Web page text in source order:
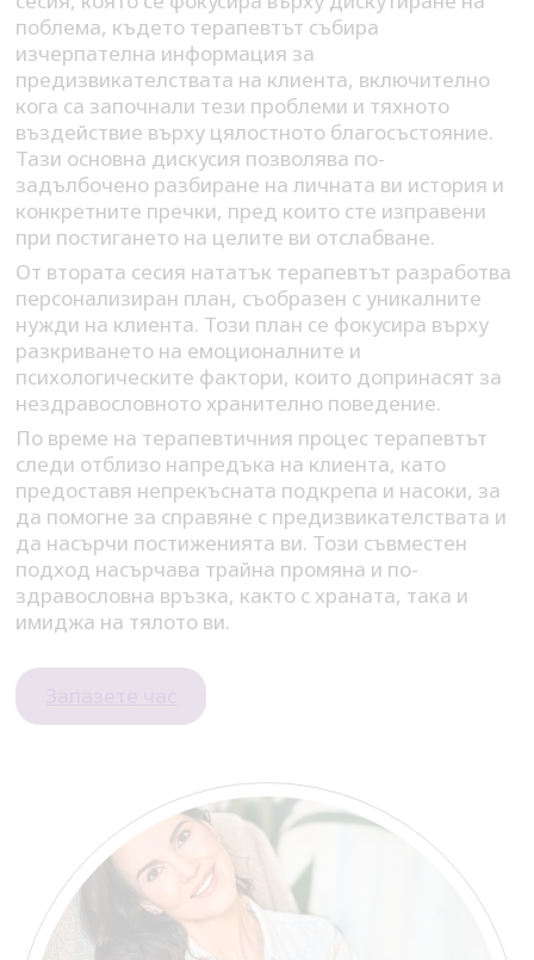
поблема, където терапевтът събира
изчерпателна информация за
предизвикателствата на клиента, включително
кога са започнали тези проблеми и тяхното
въздействие върху цялостното благосъстояние.
Тази основна дискусия позволява по-
задълбочено разбиране на личната ви история и
конкретните пречки, пред които сте изправени
при постигането на целите ви отслабване.
От втората сесия нататък терапевтът разработва
персонализиран план, съобразен с уникалните
нужди на клиента. Този план се фокусира върху
разкриването на емоционалните и
психологическите фактори, които допринасят за
нездравословното хранително поведение.
По време на терапевтичния процес терапевтът
следи отблизо напредъка на клиента, като
предоставя непрекъсната подкрепа и насоки, за
да помогне за справяне с предизвикателствата и
да насърчи постиженията ви. Този съвместен
подход насърчава трайна промяна и по-
здравословна връзка, както с храната, така и
имиджа на тялото ви.